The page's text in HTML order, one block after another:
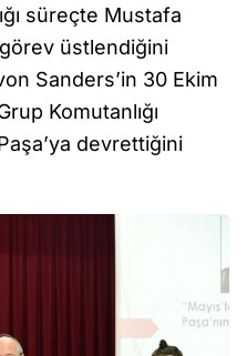
süreçte Mustafa
görev üstlendiğini
Sanders’in 30 Ekim
Komutanlığı
devrettiğini